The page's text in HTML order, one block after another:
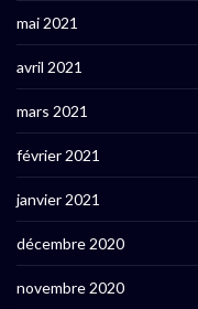
mai 2021
avril 2021
mars 2021
février 2021
janvier 2021
décembre 2020
novembre 2020